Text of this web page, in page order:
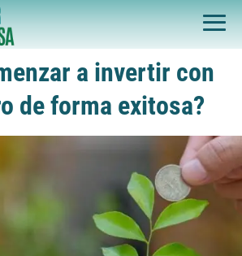
a invertir con
de forma exitosa?